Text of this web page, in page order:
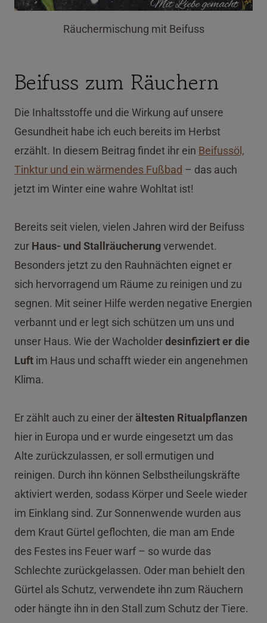
Räuchermischung mit Beifuss
Beifuss zum Räuchern
Die Inhaltsstoffe und die Wirkung auf unsere
Gesundheit habe ich euch bereits im Herbst
erzählt. In diesem Beitrag findet ihr ein Beifussöl,
Tinktur und ein wärmendes Fußbad – das auch
jetzt im Winter eine wahre Wohltat ist!
Bereits seit vielen, vielen Jahren wird der Beifuss
zur Haus- und Stallräucherungverwendet.
Besonders jetzt zu den Rauhnächten eignet er
sich hervorragend um Räume zu reinigen und zu
segnen. Mit seiner Hilfe werden negative Energien
verbannt und er legt sich schützen um uns und
unser Haus. Wie der Wacholderdesinfiziert er die
Luft im Haus und schafft wieder ein angenehmen
Klima.
Er zählt auch zu einer derältesten Ritualpflanzen
hier in Europa und er wurde eingesetzt um das
Alte zurückzulassen, er soll ermutigen und
reinigen. Durch ihn können Selbstheilungskräfte
aktiviert werden, sodass Körper und Seele wieder
im Einklang sind. Zur Sonnenwende wurden aus
dem Kraut Gürtel geflochten, die man am Ende
des Festes ins Feuer warf – so wurde das
Schlechte zurückgelassen. Oder man behielt den
Gürtel als Schutz, verwendete ihn zum Räuchern
oder hängte ihn in den Stall zum Schutz der Tiere.